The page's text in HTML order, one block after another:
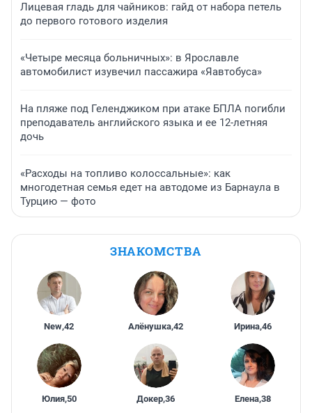
Лицевая гладь для чайников: гайд от набора петель
до первого готового изделия
«Четыре месяца больничных»: в Ярославле
автомобилист изувечил пассажира «Яавтобуса»
На пляже под Геленджиком при атаке БПЛА погибли
преподаватель английского языка и ее 12-летняя
дочь
«Расходы на топливо колоссальные»: как
многодетная семья едет на автодоме из Барнаула в
Турцию — фото
ЗНАКОМСТВА
New,42 Алёнушка,42 Ирина,46
Юлия,50 Докер,36 Елена,38